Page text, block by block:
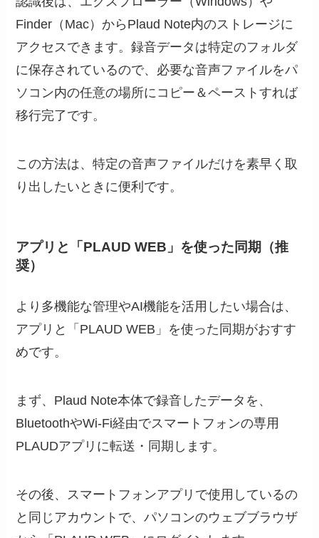
Finder（Mac）からPlaud Note内のストレージに
アクセスできます。録音データは特定のフォルダ
に保存されているので、必要な音声ファイルをパ
ソコン内の任意の場所にコピー＆ペーストすれば
移行完了です。
この方法は、特定の音声ファイルだけを素早く取
り出したいときに便利です。
アプリと「PLAUD WEB」を使った同期（推
奨）
より多機能な管理やAI機能を活用したい場合は、
アプリと「PLAUD WEB」を使った同期がおすす
めです。
まず、Plaud Note本体で録音したデータを、
BluetoothやWi-Fi経由でスマートフォンの専用
PLAUDアプリに転送・同期します。
その後、スマートフォンアプリで使用しているの
と同じアカウントで、パソコンのウェブブラウザ